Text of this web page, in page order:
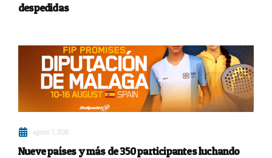
despedidas
agosto 7, 2026
Nueve países y más de 350 participantes luchando